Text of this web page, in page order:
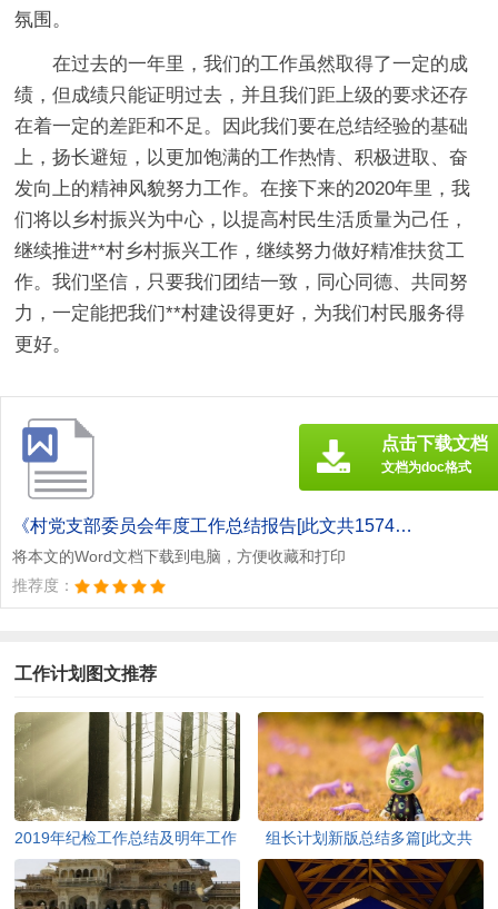
氛围。
在过去的一年里，我们的工作虽然取得了一定的成
绩，但成绩只能证明过去，并且我们距上级的要求还存
在着一定的差距和不足。因此我们要在总结经验的基础
上，扬长避短，以更加饱满的工作热情、积极进取、奋
发向上的精神风貌努力工作。在接下来的2020年里，我
们将以乡村振兴为中心，以提高村民生活质量为己任，
继续推进**村乡村振兴工作，继续努力做好精准扶贫工
作。我们坚信，只要我们团结一致，同心同德、共同努
力，一定能把我们**村建设得更好，为我们村民服务得
更好。
《村党支部委员会年度工作总结报告[此文共1574字].doc》
将本文的Word文档下载到电脑，方便收藏和打印
推荐度：
点击下载文档
文档为doc格式
工作计划图文推荐
2019年纪检工作总结及明年工作
开展思路[此文共1291字]
组长计划新版总结多篇[此文共
7261字]